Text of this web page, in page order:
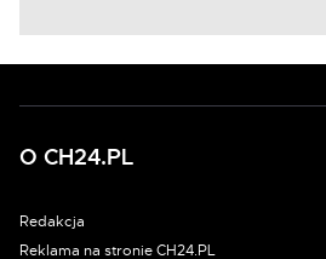
O CH24.PL
Redakcja
Reklama na stronie CH24.PL